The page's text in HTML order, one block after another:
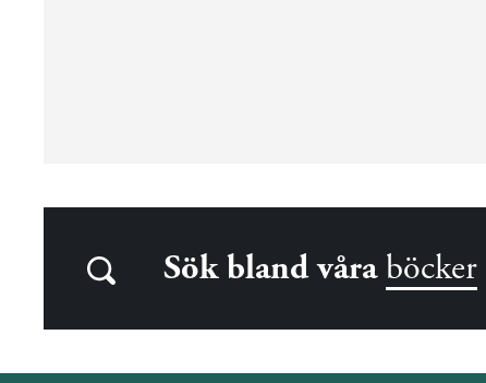
Sök bland våra böcker